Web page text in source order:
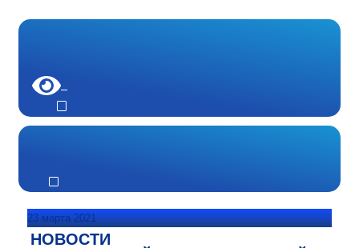
23 марта 2021
НОВОСТИ